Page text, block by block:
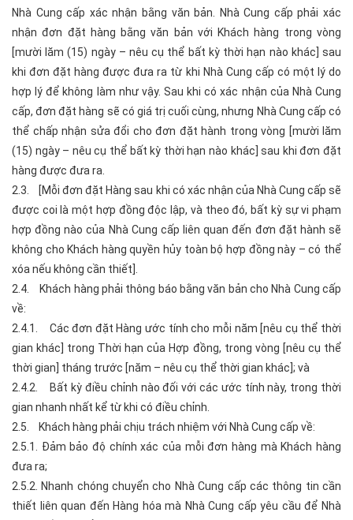
Nhà Cung cấp xác nhận bằng văn bản. Nhà Cung cấp phải xác
nhận đơn đặt hàng bằng văn bản với Khách hàng trong vòng
[mười lăm (15) ngày – nêu cụ thể bất kỳ thời hạn nào khác] sau
khi đơn đặt hàng được đưa ra từ khi Nhà Cung cấp có một lý do
hợp lý để không làm như vậy. Sau khi có xác nhận của Nhà Cung
cấp, đơn đặt hàng sẽ có giá trị cuối cùng, nhưng Nhà Cung cấp có
thể chấp nhận sửa đổi cho đơn đặt hành trong vòng [mười lăm
(15) ngày – nêu cụ thể bất kỳ thời hạn nào khác] sau khi đơn đặt
hàng được đưa ra.
2.3. [Mỗi đơn đặt Hàng sau khi có xác nhận của Nhà Cung cấp sẽ
được coi là một hợp đồng độc lập, và theo đó, bất kỳ sự vi phạm
hợp đồng nào của Nhà Cung cấp liên quan đến đơn đặt hành sẽ
không cho Khách hàng quyền hủy toàn bộ hợp đồng này – có thể
xóa nếu không cần thiết].
2.4. Khách hàng phải thông báo bằng văn bản cho Nhà Cung cấp
về:
2.4.1. Các đơn đặt Hàng ước tính cho mỗi năm [nêu cụ thể thời
gian khác] trong Thời hạn của Hợp đồng, trong vòng [nêu cụ thể
thời gian] tháng trước [năm – nêu cụ thể thời gian khác]; và
2.4.2. Bất kỳ điều chỉnh nào đối với các ước tính này, trong thời
gian nhanh nhất kể từ khi có điều chỉnh.
2.5. Khách hàng phải chịu trách nhiệm với Nhà Cung cấp về:
2.5.1. Đảm bảo độ chính xác của mỗi đơn hàng mà Khách hàng
đưa ra;
2.5.2. Nhanh chóng chuyển cho Nhà Cung cấp các thông tin cần
thiết liên quan đến Hàng hóa mà Nhà Cung cấp yêu cầu để Nhà